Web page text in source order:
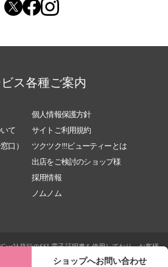
ショップへお問い合わせ
ス各種ご案内
個人情報保護方針
て
サイトご利用規約
口）
ツクツク!!!ビューティーとは
出店をご検討のショップ様
採用情報
ノムノム
社発行のSSL電子証明書を使用しており、お客様
れる内容は個人情報保護方針に基づき送信時にSSL
術によって保護されます。